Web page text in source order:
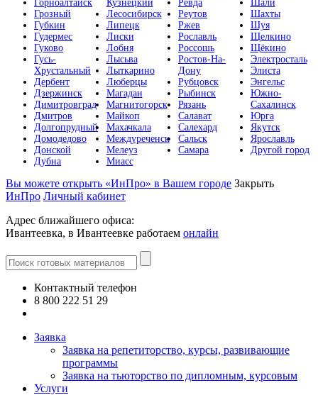
Горноалтайск
Грозный
Губкин
Гудермес
Гуково
Гусь-
Хрустальный
Дербент
Дзержинск
Димитровград
Дмитров
Долгопрудный
Домодедово
Донской
Дубна
Кузнецкий
Лесосибирск
Липецк
Лиски
Лобня
Лысьва
Лыткарино
Люберцы
Магадан
Магнитогорск
Майкоп
Махачкала
Междуреченск
Мелеуз
Миасс
Ревда
Реутов
Ржев
Рославль
Россошь
Ростов-На-
Дону
Рубцовск
Рыбинск
Рязань
Салават
Салехард
Сальск
Самара
Шали
Шахты
Шуя
Щелкино
Щёкино
Электросталь
Элиста
Энгельс
Южно-
Сахалинск
Юрга
Якутск
Ярославль
Другой город
Вы можете открыть «ИнПро» в Вашем городе Закрыть
ИнПро Личный кабинет
Адрес ближайшего офиса:
Ивантеевка, в Ивантеевке работаем онлайн
Контактный телефон
8 800 222 51 29
Заявка
Заявка на репетиторство, курсы, развивающие
программы
Заявка на тьюторство по дипломным, курсовым
Услуги